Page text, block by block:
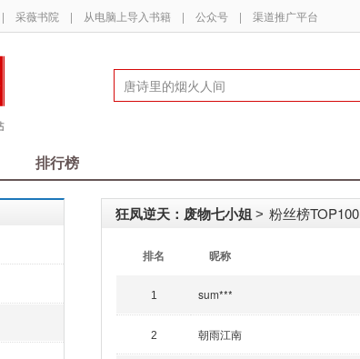
| 采薇书院 | 从电脑上导入书籍 | 公众号 | 渠道推广平台
排行榜
狂凤逆天：废物七小姐 > 粉丝榜TOP100
排名 昵称
1 sum***
2 朝雨江南